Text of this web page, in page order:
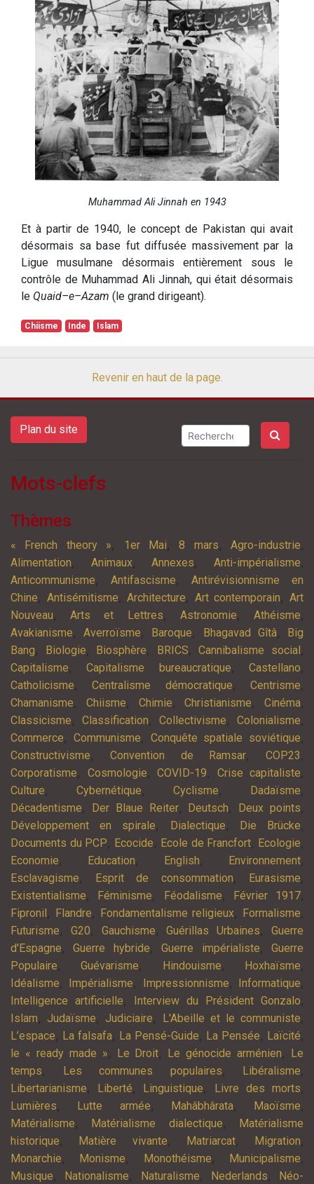
Muhammad Ali Jinnah en 1943
Et à partir de 1940, le concept de Pakistan qui avait
désormais sa base fut diffusée massivement par la
Ligue musulmane désormais entièrement sous le
contrôle de Muhammad Ali Jinnah, qui était désormais
le Quaid–e–Azam (le grand dirigeant).
Chiisme Inde Islam
Revenir en haut de la page.
Plan du site
Mots-clefs
Thèmes
« French theory », 1er Mai,8 mars, Agro-industrie,
Alimentation, Animaux,Annexes,Anti-impérialisme,
Anticommunisme, Antifascisme, Antirévisionnisme en
Chine, Antisémitisme,Architecture, Art contemporain,Art
Nouveau,Arts et Lettres, Astronomie,Athéisme,
Avakianisme,Averroïsme, Baroque, Bhagavad Gîtâ,
Big
Bang, Biologie, Biosphère, BRICS,Cannibalisme social ,
Capitalisme,Capitalisme bureaucratique,Castellano,
Catholicisme,Centralisme démocratique,Centrisme,
Chamanisme, Chiisme, Chimie,Christianisme, Cinéma,
Classicisme, Classification, Collectivisme, Colonialisme,
Commerce, Communisme, Conquête spatiale soviétique,
Constructivisme, Convention de Ramsar, COP23 ,
Corporatisme, Cosmologie, COVID-19, Crise capitaliste,
Culture, Cybernétique, Cyclisme, Dadaïsme,
Décadentisme, Der Blaue Reiter, Deutsch, Deux points,
Développement en spirale, Dialectique, Die Brücke,
Documents du PCP, Ecocide, Ecole de Francfort, Ecologie,
Economie, Education, English, Environnement,
Esclavagisme, Esprit de consommation, Eurasisme,
Existentialisme, Féminisme, Féodalisme, Février 1917,
Fipronil , Flandre, Fondamentalisme religieux, Formalisme,
Futurisme, G20, Gauchisme,Guérillas Urbaines,Guerre
d'Espagne,Guerre hybride,Guerre impérialiste,Guerre
Populaire,Guévarisme, Hindouisme, Hoxhaïsme,
Idéalisme, Impérialisme, Impressionnisme, Informatique,
Intelligence artificielle, Interview du Président Gonzalo,
Islam, Judaïsme, Judiciaire, L'Abeille et le communiste,
L’espace, La falsafa, La Pensé-Guide, La Pensée, Laïcité,
le « ready made », Le Droit, Le génocide arménien,
Le
temps, Les communes populaires, Libéralisme,
Libertarianisme, Liberté, Linguistique, Livre des morts,
Lumières, Lutte armée, Mahâbhârata, Maoïsme,
Matérialisme, Matérialisme dialectique,
Matérialisme
historique, Matière vivante, Matriarcat, Migration,
Monarchie, Monisme, Monothéisme, Municipalisme,
Musique, Nationalisme, Naturalisme, Nederlands, Néo-